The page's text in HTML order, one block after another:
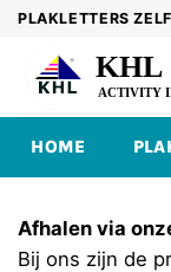
Skip
content
PLAKLETTERS
HOME
Afhalen via
Bij ons zijn de